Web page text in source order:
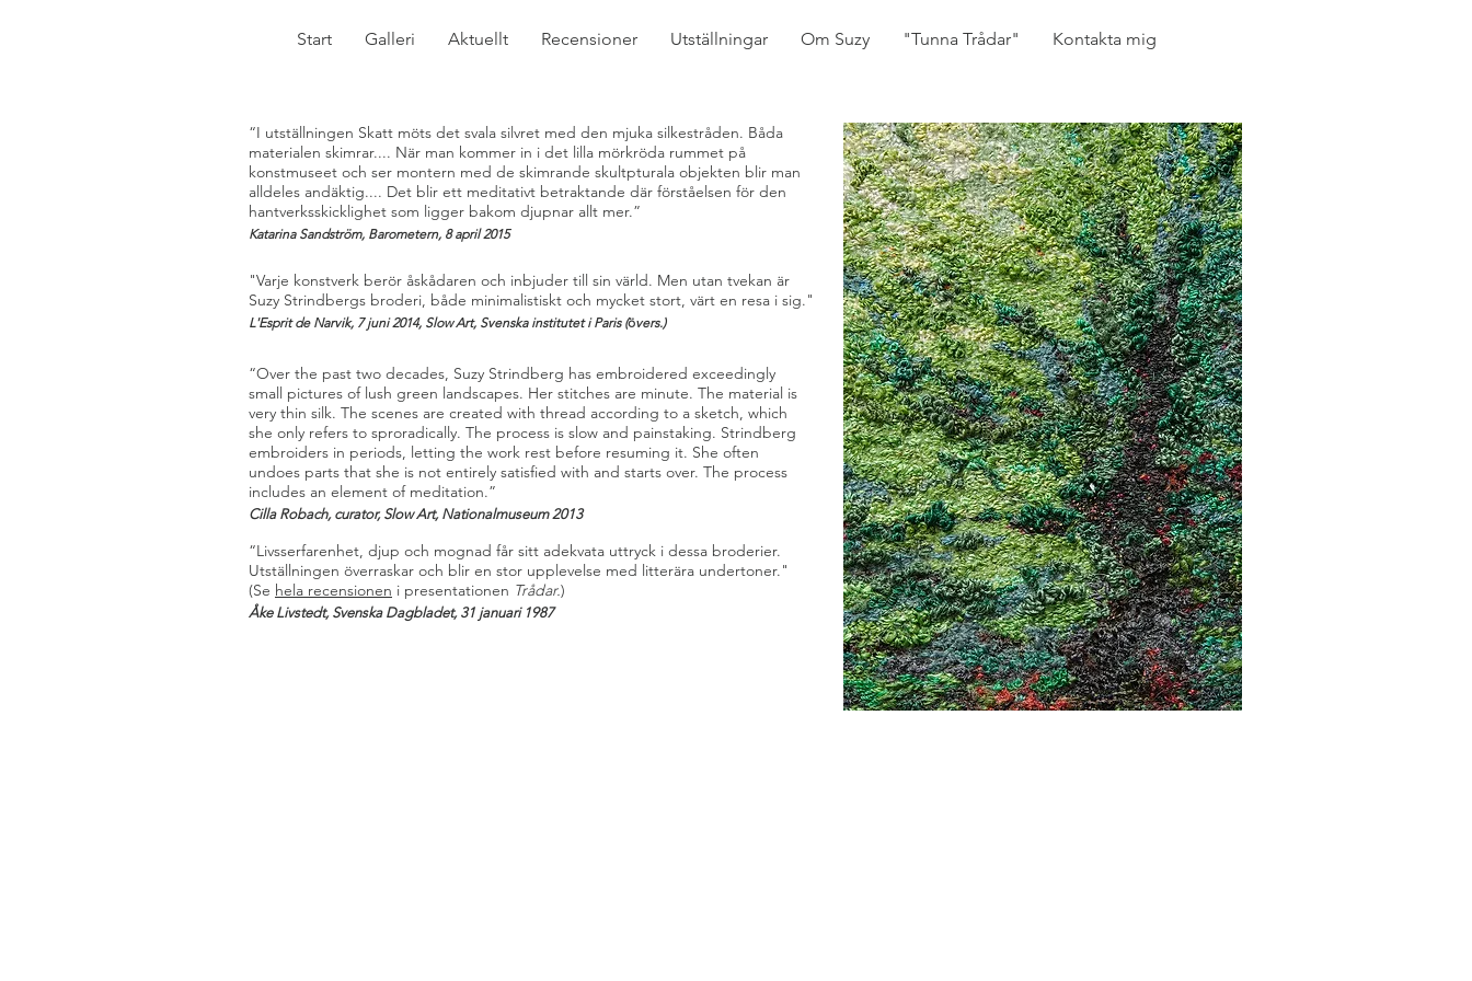
Start Galleri Aktuellt Recensioner Utställningar Om Suzy "Tunna Trådar" Kontakta mig
“I utställningen Skatt möts det svala silvret med den mjuka silkestråden. Båda
materialen skimrar.... När man kommer in i det lilla mörkröda rummet på
konstmuseet och ser montern med de skimrande skultpturala objekten blir man
alldeles andäktig.... Det blir ett meditativt betraktande där förståelsen för den
hantverksskicklighet som ligger bakom djupnar allt mer.”
Katarina Sandström, Barometern, 8 april 2015
"Varje konstverk berör åskådaren och inbjuder till sin värld. Men utan tvekan är
Suzy Strindbergs broderi, både minimalistiskt och mycket stort, värt en resa i sig."
L'Esprit de Narvik, 7 juni 2014, Slow Art, Svenska institutet i Paris (övers.)
“Over the past two decades, Suzy Strindberg has embroidered exceedingly
small pictures of lush green landscapes. Her stitches are minute. The material is
very thin silk. The scenes are created with thread according to a sketch, which
she only refers to sproradically. The process is slow and painstaking. Strindberg
embroiders in periods, letting the work rest before resuming it. She often
undoes parts that she is not entirely satisfied with and starts over. The process
includes an element of meditation.”
Cilla Robach, curator, Slow Art, Nationalmuseum 2013
“Livsserfarenhet, djup och mognad får sitt adekvata uttryck i dessa broderier.
Utställningen överraskar och blir en stor upplevelse med litterära undertoner."
(Se hela recensionen i presentationen Trådar.)
Åke Livstedt, Svenska Dagbladet, 31 januari 1987